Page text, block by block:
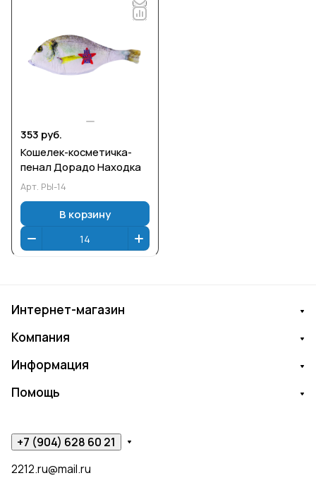
353 руб.
Кошелек-косметичка-
пенал Дорадо Находка
Арт. РЫ-14
В корзину
Интернет-магазин
Компания
Информация
Помощь
+7 (904) 628 60 21
2212.ru@mail.ru